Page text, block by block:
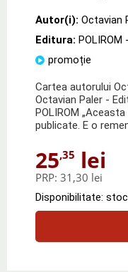
Autor(i): Octavian
Editura: POLIROM
promoție
Cartea autorului
Octavian Paler -
POLIROM
publicate. E o
25,35 lei
PRP: 31,30 lei
Disponibilitate: